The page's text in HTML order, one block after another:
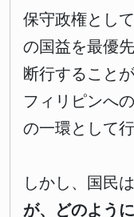
保守政権とし
の国益を最優
断行すること
フィリピンへ
の一環として
しかし、国民は
が、どのよう